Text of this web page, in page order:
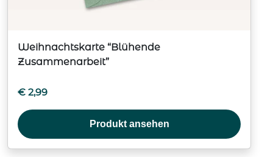
Weihnachtskarte “Blühende
Zusammenarbeit”
€ 2,99
Produkt ansehen